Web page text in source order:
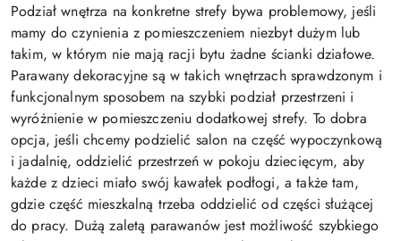
Podział wnętrza na konkretne strefy bywa problemowy, jeśli
mamy do czynienia z pomieszczeniem niezbyt dużym lub
takim, w którym nie mają racji bytu żadne ścianki działowe.
Parawany dekoracyjne są w takich wnętrzach sprawdzonym i
funkcjonalnym sposobem na szybki podział przestrzeni i
wyróżnienie w pomieszczeniu dodatkowej strefy. To dobra
opcja, jeśli chcemy podzielić salon na część wypoczynkową
i jadalnię, oddzielić przestrzeń w pokoju dziecięcym, aby
każde z dzieci miało swój kawałek podłogi, a także tam,
gdzie część mieszkalną trzeba oddzielić od części służącej
do pracy. Dużą zaletą parawanów jest możliwość szybkiego